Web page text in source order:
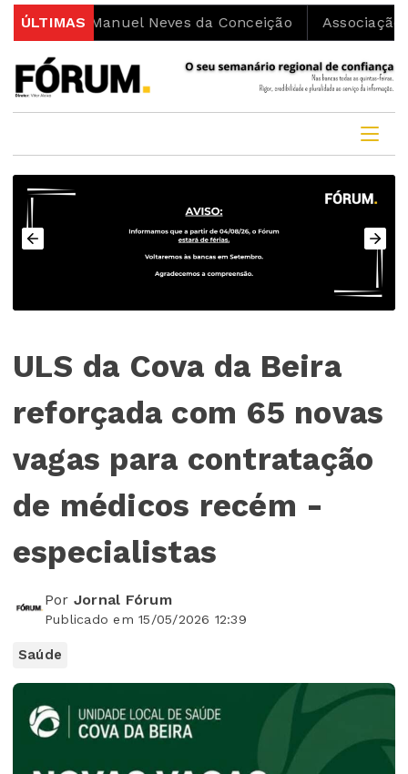
ÚLTIMAS
Manuel Neves da Conceição Associação
ULS da Cova da Beira
reforçada com 65 novas
vagas para contratação
de médicos recém -
especialistas
Por Jornal Fórum
Publicado em 15/05/2026 12:39
Saúde